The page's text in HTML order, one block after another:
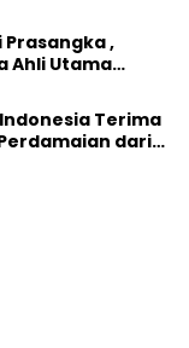
“Infrastruktur
Prasangka ,
Ahli Utama
Muslim
di Inggris
Terima
dari